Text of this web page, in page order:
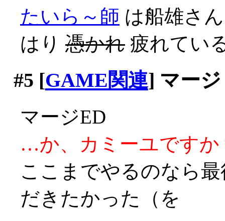
たいら～師 は船雄さ
はり 憑かれ 疲れてい
#5 [GAME関連] マージ
マージED
…か、カミーユですか
ここまでやるのなら
だきたかった（を